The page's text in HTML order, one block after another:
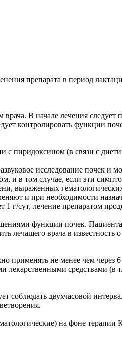
препарата в период
В начале лечения следует
контролировать функции
пиридоксином (в связи с
исследование почек и
в том случае, если эти
выраженных
и при необходимости
г/сут, лечение препаратом
функции почек.
лечащего врача в
применять не менее чем
средствами (в
соблюдать двухчасовой
на фоне терапии